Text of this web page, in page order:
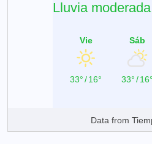
Lluvia
Vie
33°/16°
Sáb
33°/16°
Data from